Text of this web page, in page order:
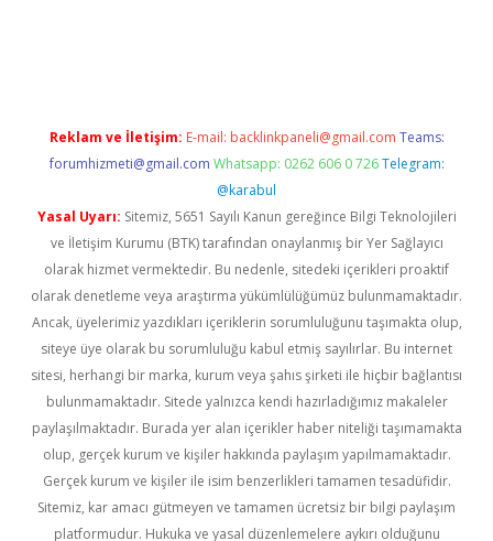
Reklam ve İletişim: E-mail: backlinkpaneli@gmail.com Teams:
forumhizmeti@gmail.com Whatsapp: 0262 606 0 726 Telegram:
@karabul
Yasal Uyarı: Sitemiz, 5651 Sayılı Kanun gereğince Bilgi Teknolojileri
ve İletişim Kurumu (BTK) tarafından onaylanmış bir Yer Sağlayıcı
olarak hizmet vermektedir. Bu nedenle, sitedeki içerikleri proaktif
olarak denetleme veya araştırma yükümlülüğümüz bulunmamaktadır.
Ancak, üyelerimiz yazdıkları içeriklerin sorumluluğunu taşımakta olup,
siteye üye olarak bu sorumluluğu kabul etmiş sayılırlar. Bu internet
sitesi, herhangi bir marka, kurum veya şahıs şirketi ile hiçbir bağlantısı
bulunmamaktadır. Sitede yalnızca kendi hazırladığımız makaleler
paylaşılmaktadır. Burada yer alan içerikler haber niteliği taşımamakta
olup, gerçek kurum ve kişiler hakkında paylaşım yapılmamaktadır.
Gerçek kurum ve kişiler ile isim benzerlikleri tamamen tesadüfidir.
Sitemiz, kar amacı gütmeyen ve tamamen ücretsiz bir bilgi paylaşım
platformudur. Hukuka ve yasal düzenlemelere aykırı olduğunu